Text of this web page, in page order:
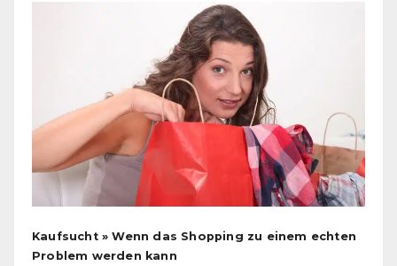
Kaufsucht » Wenn das Shopping zu einem echten
Problem werden kann